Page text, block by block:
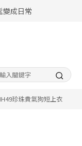
金
成日常
金
珍珠貴氣狗短上衣